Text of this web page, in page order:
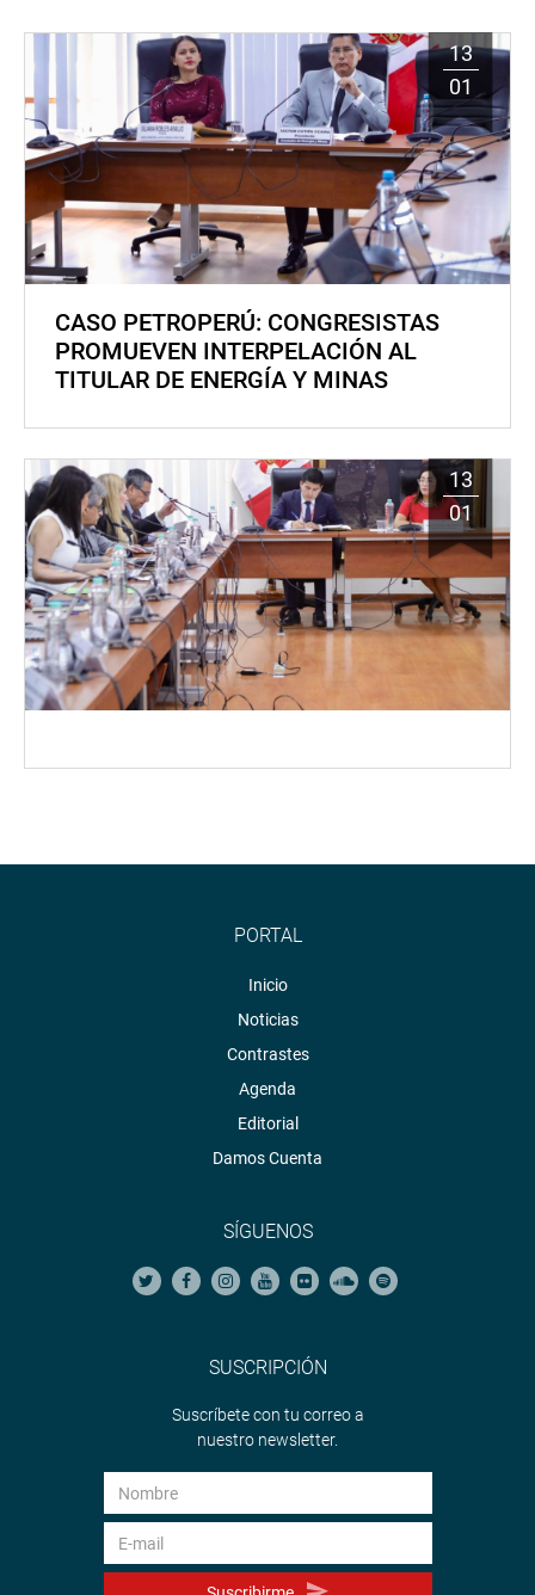
13
01
CASO PETROPERÚ: CONGRESISTAS
PROMUEVEN INTERPELACIÓN AL
TITULAR DE ENERGÍA Y MINAS
13
01
PORTAL
Inicio
Noticias
Contrastes
Agenda
Editorial
Damos Cuenta
SÍGUENOS
SUSCRIPCIÓN
Suscríbete con tu correo a
nuestro newsletter.